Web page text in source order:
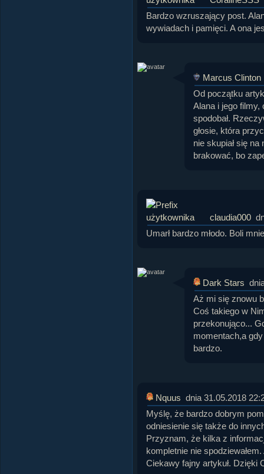
Bardzo wzruszający post.
wywiadach i pamięci. A ona
Marcus Clinton
Od początku
Alana i jego filmy,
spodobał.
głosie, która
nie skupiał się
brakować, bo
claudia000
Umarł bardzo młodo. Boli
Dark Stars
Aż mi się znowu
Coś takiego w
przekonująco...
momentach,a gdy
bardzo.
Nquus dnia 31.05.2018
Myślę, że bardzo dobrym
odniesienie się także do
Przyznam, że kilka z
kompletnie nie
Ciekawy fajny artykuł. Dzięki